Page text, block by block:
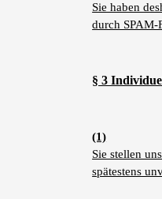
Sie haben
durch
§ 3
(1)
Sie stellen
spätestens